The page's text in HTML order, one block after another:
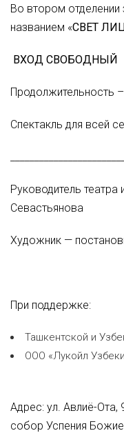
Во втором отделении
названием «СВЕТ
ВХОД СВОБОДНЫЙ
Продолжительность
Спектакль для всей
Руководитель
Севастьянова
Художник —
При поддержке:
Ташкентской и
ООО «Лукойл
Адрес: ул. Авлиё-
собор Успения